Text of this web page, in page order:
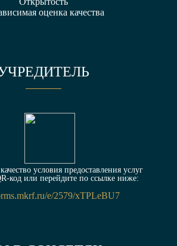
оценка качества
условия предоставления услуг
код или перейдите по ссылке ниже:
e/2579/xTPLeBU7